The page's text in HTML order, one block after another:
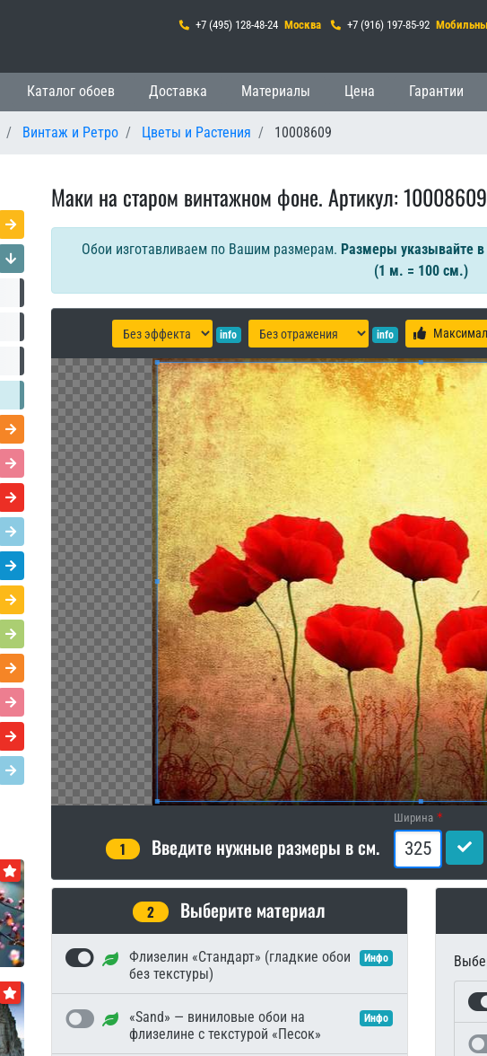
+7 (495) 128-48-24 Москва +7 (916) 197-85-92
Основная навигация
Каталог обоев Доставка Материалы Цена Гарантии
Винтаж и Ретро Цветы и Растения 10008609
Маки на старом винтажном фоне. Артикул:
Обои изготавливаем по Вашим размерам. Размеры указывайте в
(1 м. = 100 см.)
info info
1 Введите нужные размеры в см.
Ширина
2 Выберите материал
Флизелин «Стандарт» (гладкие обои
без текстуры)
Инфо
«Sand» — виниловые обои на
флизелине с текстурой «Песок»
Инфо